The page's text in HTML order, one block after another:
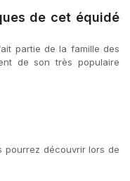
de cet équidé
partie de la famille des
de son très populaire
pourrez découvrir lors de